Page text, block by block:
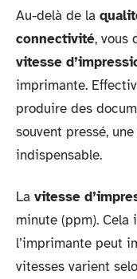
Au-delà de la
connectivité, vous
vitesse
imprimante.
produire des
souvent pressé,
indispensable.
La vitesse
minute (ppm). Cela
l’imprimante peut
vitesses varient